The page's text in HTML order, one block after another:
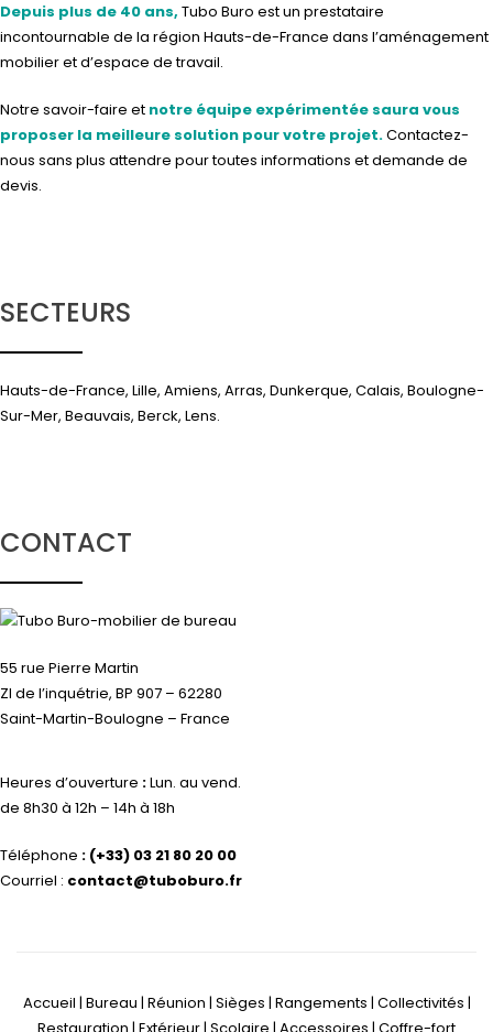
Depuis plus de 40 ans, Tubo Buro est un prestataire
incontournable de la région Hauts-de-France dans l’aménagement
mobilier et d’espace de travail.
Notre savoir-faire et notre équipe expérimentée saura vous
proposer la meilleure solution pour votre projet.Contactez-
nous sans plus attendre pour toutes informations et demande de
devis.
SECTEURS
Hauts-de-France, Lille, Amiens, Arras, Dunkerque, Calais, Boulogne-
Sur-Mer, Beauvais, Berck, Lens.
CONTACT
55 rue Pierre Martin
ZI de l’inquétrie, BP 907 – 62280
Saint-Martin-Boulogne – France
Heures d’ouverture :Lun. au vend.
de 8h30 à 12h – 14h à 18h
Téléphone : (+33) 03 21 80 20 00
Courriel : contact@tuboburo.fr
Accueil | Bureau | Réunion | Sièges | Rangements | Collectivités |
Restauration | Extérieur | Scolaire | Accessoires | Coffre-fort